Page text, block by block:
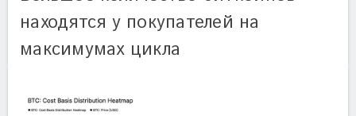
находятся у покупателей на
максимумах цикла